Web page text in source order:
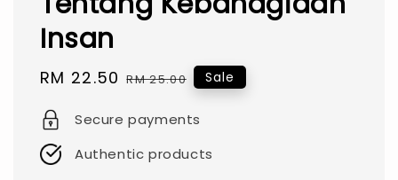
Insan
Sale
RM 22.50 Regular
RM 25.00 Sale
Secure payments
Authentic products